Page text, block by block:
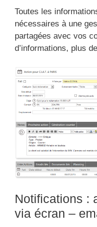
Toutes les
nécessaires à une
partagées avec vos
d’informations, plus
Notifications :
via écran –